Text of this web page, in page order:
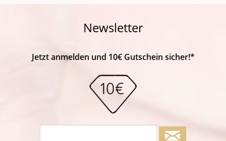
Newsletter
Jetzt anmelden und 10€ Gutschein sicher!*